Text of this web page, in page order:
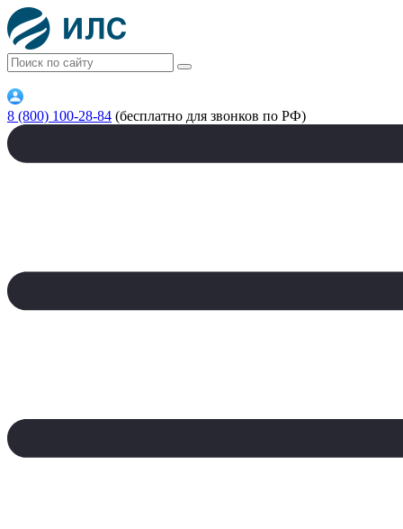
8 (800) 100-28-84 (бесплатно для звонков по РФ)